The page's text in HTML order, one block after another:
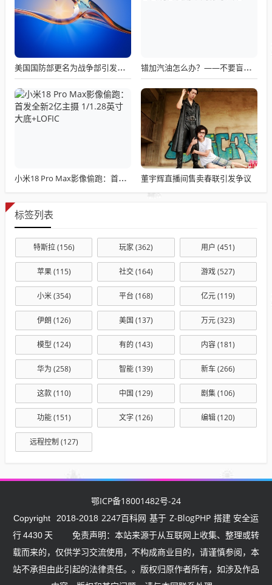
美国国防部更名为战争部引发关注热议 错加汽油怎么办？——不要盲目混合使用不同标号汽油
小米18 Pro Max影像偷跑：首发全新2亿主摄 1/1.28英寸大底+LOFIC 董宇辉直播间售卖春联引发争议
标签列表
特斯拉(156) 玩家(362) 用户 (451)
苹果(115) 社交(164) 游戏(527)
小米(354) 平台 (168) 亿元(119)
伊朗 (126) 美国 (137) 万元(323)
模型 (124) 有的 (143) 内容(181)
华为 (258) 智能(139) 新车(266)
这款(110) 中国 (129) 剧集(106)
功能(151) 文字(126) 编辑(120)
远程控制 (127)
鄂ICP备18001482号-24
Copyright 2018-2018 2247百科网 基于 Z-BlogPHP 搭建 安全运
行4430 天
免责声明：本站来源于从互联网上收集、整理或转
载而来的，仅供学习交流使用，不构成商业目的，请谨慎参阅，本
站不承担由此引起的法律责任。。版权归原作者所有，如涉及作品